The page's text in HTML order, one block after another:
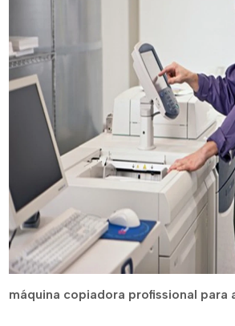
máquina copiadora profissional para